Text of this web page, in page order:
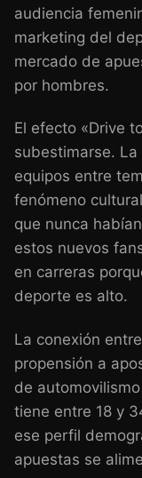
audiencia
marketing del
mercado de
por hombres.
El efecto «Drive
subestimarse.
equipos entre
fenómeno
que nunca
estos nuevos
en carreras
deporte es alto.
La conexión
propensión a
de
tiene entre 18 y
ese perfil
apuestas se